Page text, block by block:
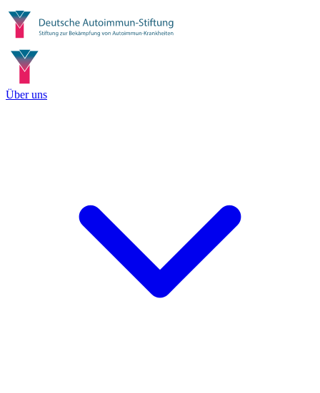
Über uns